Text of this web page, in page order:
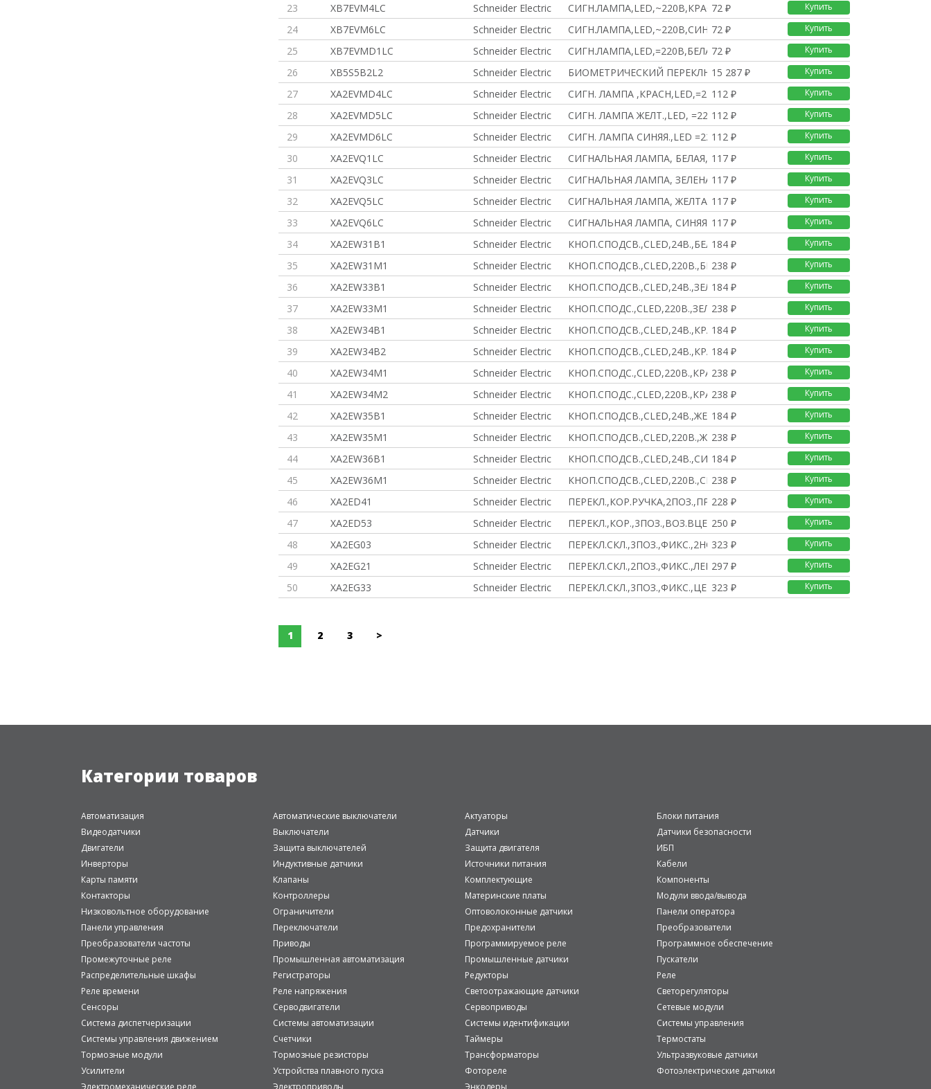
23 XB7EVM4LC Schneider Electric СИГН.ЛАМПА,LED,~220В,КРАСНАЯ
72 ₽ Купить
24 XB7EVM6LC Schneider Electric СИГН.ЛАМПА,LED,~220В,СИНЯЯ72 ₽ Купить
25 XB7EVMD1LC Schneider Electric СИГН.ЛАМПА,LED,=220В,БЕЛАЯ72 ₽ Купить
26 XB5S5B2L2 Schneider Electric БИОМЕТРИЧЕСКИЙ ПЕРЕКЛЮЧАТЕЛЬ Д
15 287 ₽ Купить
27 XA2EVMD4LC Schneider Electric СИГН. ЛАМПА ,КРАСН,LED,=220В,
112 ₽ Купить
28 XA2EVMD5LC Schneider Electric СИГН. ЛАМПА ЖЕЛТ.,LED, =220В,112 ₽ Купить
29 XA2EVMD6LC Schneider Electric СИГН. ЛАМПА СИНЯЯ.,LED =220В,
112 ₽ Купить
30 XA2EVQ1LC Schneider Electric СИГНАЛЬНАЯ ЛАМПА, БЕЛАЯ, 380В,
117 ₽ Купить
31 XA2EVQ3LC Schneider Electric СИГНАЛЬНАЯ ЛАМПА, ЗЕЛЕНАЯ, 380
117 ₽ Купить
32 XA2EVQ5LC Schneider Electric СИГНАЛЬНАЯ ЛАМПА, ЖЕЛТАЯ, 380В
117 ₽ Купить
33 XA2EVQ6LC Schneider Electric СИГНАЛЬНАЯ ЛАМПА, СИНЯЯ, 380В,
117 ₽ Купить
34 XA2EW31B1 Schneider Electric КНОП.СПОДСВ.,СLED,24В.,БЕЛАЯ,1
184 ₽ Купить
35 XA2EW31M1 Schneider Electric КНОП.СПОДСВ.,СLED,220В.,БЕЛАЯ,
238 ₽ Купить
36 XA2EW33B1 Schneider Electric КНОП.СПОДСВ.,СLED,24В.,ЗЕЛЕН.,
184 ₽ Купить
37 XA2EW33M1 Schneider Electric КНОП.СПОДС.,СLED,220В.,ЗЕЛЕН.,
238 ₽ Купить
38 XA2EW34B1 Schneider Electric КНОП.СПОДСВ.,СLED,24В.,КРАСН.,
184 ₽ Купить
39 XA2EW34B2 Schneider Electric КНОП.СПОДСВ.,СLED,24В.,КРАСН.,
184 ₽ Купить
40 XA2EW34M1 Schneider Electric КНОП.СПОДС.,СLED,220В.,КРАСН.,
238 ₽ Купить
41 XA2EW34M2 Schneider Electric КНОП.СПОДС.,СLED,220В.,КРАСН.,
238 ₽ Купить
42 XA2EW35B1 Schneider Electric КНОП.СПОДСВ.,СLED,24В.,ЖЕЛТ.,1
184 ₽ Купить
43 XA2EW35M1 Schneider Electric КНОП.СПОДСВ.,СLED,220В.,ЖЕЛТ.,
238 ₽ Купить
44 XA2EW36B1 Schneider Electric КНОП.СПОДСВ.,СLED,24В.,СИНЯЯ,1
184 ₽ Купить
45 XA2EW36M1 Schneider Electric КНОП.СПОДСВ.,СLED,220В.,СИНЯЯ,
238 ₽ Купить
46 XA2ED41 Schneider Electric ПЕРЕКЛ.,КОР.РУЧКА,2ПОЗ.,ПР.ВОЗ
228 ₽ Купить
47 XA2ED53 Schneider Electric ПЕРЕКЛ.,КОР.,3ПОЗ.,ВОЗ.ВЦЕНТР,
250 ₽ Купить
48 XA2EG03 Schneider Electric ПЕРЕКЛ.СКЛ.,3ПОЗ.,ФИКС.,2НO323 ₽ Купить
49 XA2EG21 Schneider Electric ПЕРЕКЛ.СКЛ.,2ПОЗ.,ФИКС.,ЛЕВ.,1297 ₽ Купить
50 XA2EG33 Schneider Electric ПЕРЕКЛ.СКЛ.,3ПОЗ.,ФИКС.,ЦЕНТ.,323 ₽ Купить
1 2 3 >
Категории товаров
Автоматизация Автоматические выключатели Актуаторы
Блоки питания
Видеодатчики
Выключатели Датчики
Датчики безопасности
Двигатели
Защита выключателей Защита двигателя
ИБП
Инверторы
Индуктивные датчики Источники питания
Кабели
Карты памяти
Клапаны Комплектующие
Компоненты
Контакторы
Контроллеры Материнские платы
Модули ввода/вывода
Низковольтное оборудование
Ограничители Оптоволоконные датчики
Панели оператора
Панели управления
Переключатели Предохранители
Преобразователи
Преобразователи частоты
Приводы Программируемое реле
Программное обеспечение
Промежуточные реле
Промышленная автоматизация Промышленные датчики
Пускатели
Распределительные шкафы
Регистраторы Редукторы
Реле
Реле времени
Реле напряжения Светоотражающие датчики
Светорегуляторы
Сенсоры
Серводвигатели Сервоприводы
Сетевые модули
Система диспетчеризации
Системы автоматизации Системы идентификации
Системы управления
Системы управления движением
Счетчики Таймеры
Термостаты
Тормозные модули
Тормозные резисторы Трансформаторы
Ультразвуковые датчики
Усилители
Устройства плавного пуска Фотореле
Фотоэлектрические датчики
Электромеханические реле
Электроприводы Энкодеры